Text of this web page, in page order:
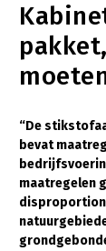
Goed
Mooi groen
Sterk
Thema’s
Gezonde
Gezonde
“De
bevat
maatregelen